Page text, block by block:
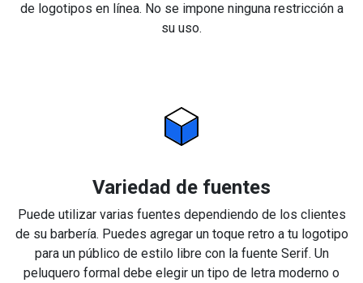
de logotipos en línea. No se impone ninguna restricción a
su uso.
Variedad de fuentes
Puede utilizar varias fuentes dependiendo de los clientes
de su barbería. Puedes agregar un toque retro a tu logotipo
para un público de estilo libre con la fuente Serif. Un
peluquero formal debe elegir un tipo de letra moderno o